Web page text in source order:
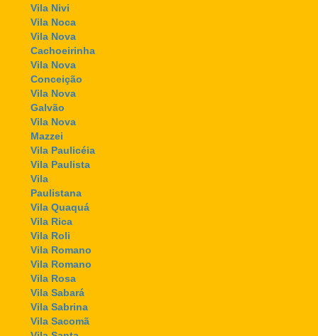
Vila Nivi
Vila Noca
Vila Nova
Cachoeirinha
Vila Nova
Conceição
Vila Nova
Galvão
Vila Nova
Mazzei
Vila Paulicéia
Vila Paulista
Vila
Paulistana
Vila Quaquá
Vila Rica
Vila Roli
Vila Romano
Vila Romano
Vila Rosa
Vila Sabará
Vila Sabrina
Vila Sacomã